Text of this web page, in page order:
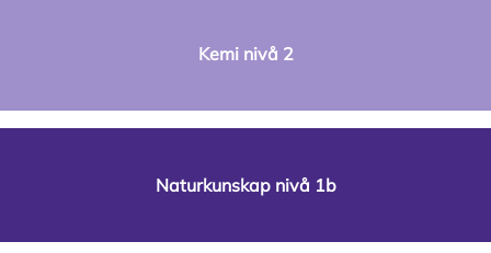
Kemi nivå 2
Naturkunskap nivå 1b